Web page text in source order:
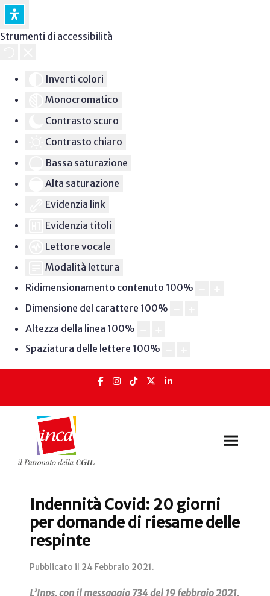
Strumenti di accessibilità
Inverti colori
Monocromatico
Contrasto scuro
Contrasto chiaro
Bassa saturazione
Alta saturazione
Evidenzia link
Evidenzia titoli
Lettore vocale
Modalità lettura
Ridimensionamento contenuto 100%
Dimensione del carattere 100%
Altezza della linea 100%
Spaziatura delle lettere 100%
Indennità Covid: 20 giorni
per domande di riesame delle
respinte
Pubblicato il 24 Febbraio 2021.
L’Inps, con il messaggio 734 del 19 febbraio 2021,